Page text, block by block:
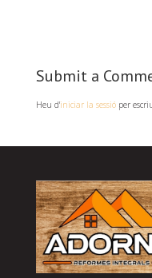
Submit a
Heu d'iniciar la sessióper